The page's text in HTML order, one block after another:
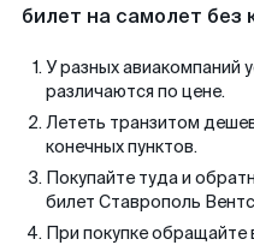
билет на самолет без
У разных авиакомпаний
различаются по цене.
Лететь транзитом
конечных пунктов.
Покупайте туда и
билет Ставрополь
При покупке обращайте